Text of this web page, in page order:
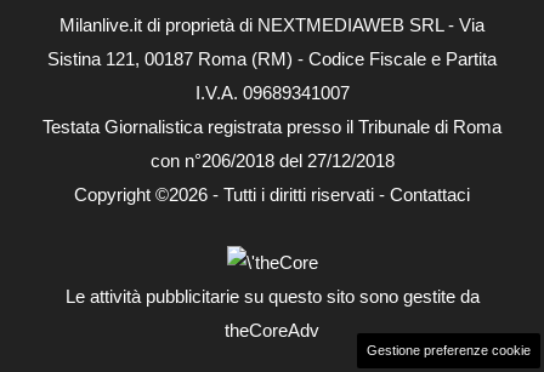
Milanlive.it di proprietà di NEXTMEDIAWEB SRL - Via
Sistina 121, 00187 Roma (RM) - Codice Fiscale e Partita
I.V.A. 09689341007
Testata Giornalistica registrata presso il Tribunale di Roma
con n°206/2018 del 27/12/2018
Copyright ©2026 - Tutti i diritti riservati - Contattaci
Le attività pubblicitarie su questo sito sono gestite da
theCoreAdv
Gestione preferenze cookie